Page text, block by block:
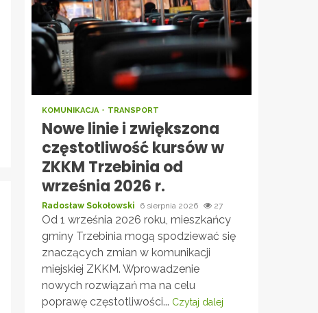
KOMUNIKACJA TRANSPORT
Nowe linie i zwiększona
częstotliwość kursów w
ZKKM Trzebinia od
września 2026 r.
Radosław Sokołowski 6 sierpnia 2026 27
Od 1 września 2026 roku, mieszkańcy
gminy Trzebinia mogą spodziewać się
znaczących zmian w komunikacji
miejskiej ZKKM. Wprowadzenie
nowych rozwiązań ma na celu
poprawę częstotliwości... Czytaj dalej